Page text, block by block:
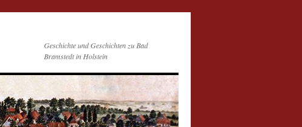
Geschichte und Geschichten zu Bad
Bramstedt in Holstein